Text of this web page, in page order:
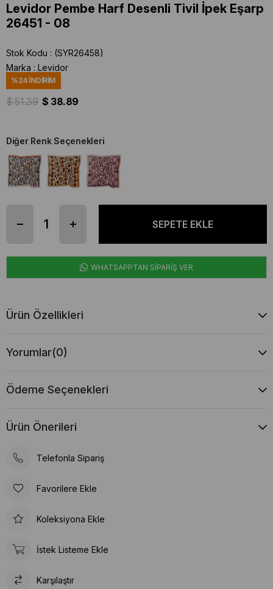
Levidor Pembe Harf Desenli Tivil İpek Eşarp
26451 - 08
Stok Kodu
(SYR26458)
Marka : Levidor
%24İNDIRIM
$ 51.39 $ 38.89
Diğer Renk Seçenekleri
WHATSAPPTAN SİPARİŞ VER
Ürün Özellikleri
Yorumlar(0)
Ödeme Seçenekleri
Ürün Önerileri
Telefonla Sipariş
Favorilere Ekle
Koleksiyona Ekle
İstek Listeme Ekle
Karşılaştır